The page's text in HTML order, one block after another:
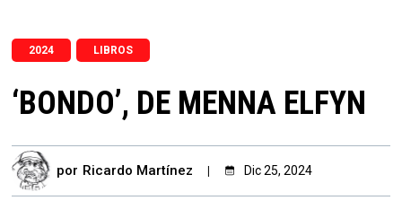
2024 LIBROS
‘BONDO’, DE MENNA ELFYN
por Ricardo Martínez Dic 25, 2024